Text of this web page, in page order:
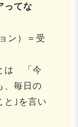
ってな
ン）＝受
は 「今
、毎日の
と｣を言い